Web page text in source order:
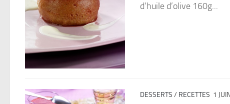
d’huile d’olive 160g...
DESSERTS / RECETTES 1